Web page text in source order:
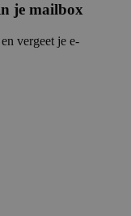
je mailbox
vergeet je e-